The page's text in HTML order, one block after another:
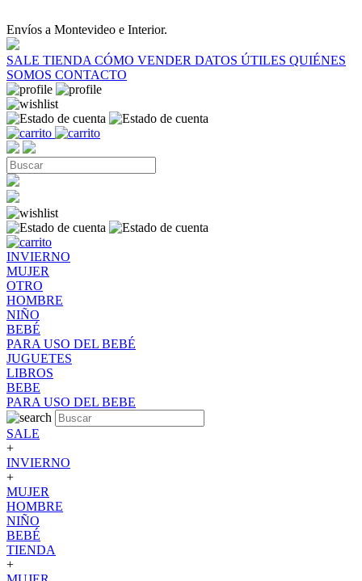
Envíos a Montevideo e Interior.
SALE TIENDA CÓMO VENDER DATOS ÚTILES QUIÉNES
SOMOS CONTACTO
INVIERNO
MUJER
OTRO
HOMBRE
NIÑO
BEBÉ
PARA USO DEL BEBÉ
JUGUETES
LIBROS
BEBE
PARA USO DEL BEBE
SALE
+
INVIERNO
+
MUJER
HOMBRE
NIÑO
BEBÉ
TIENDA
+